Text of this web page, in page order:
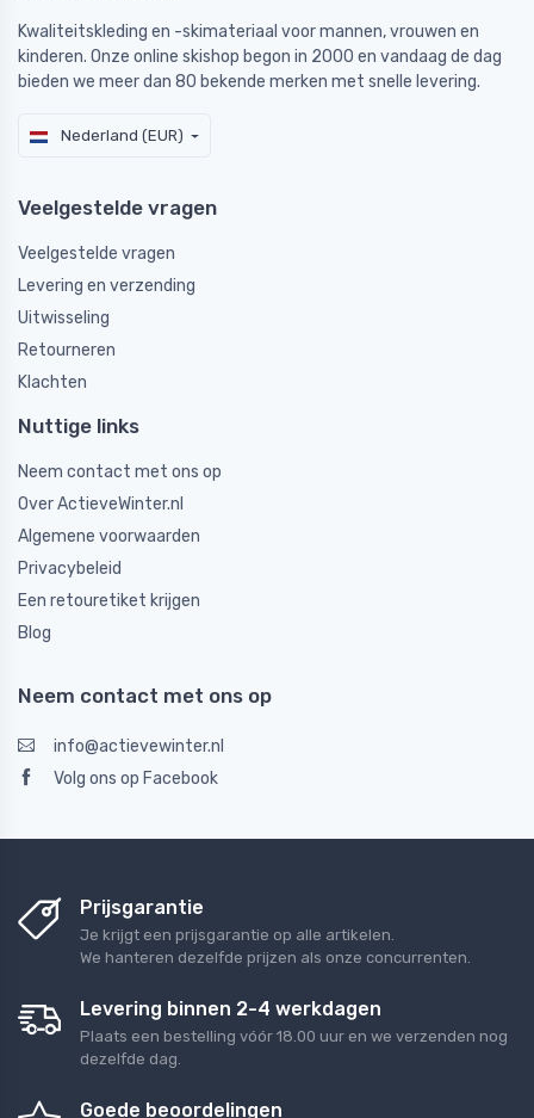
Kwaliteitskleding en -skimateriaal voor mannen, vrouwen en
kinderen. Onze online skishop begon in 2000 en vandaag de dag
bieden we meer dan 80 bekende merken met snelle levering.
Nederland (EUR)
Veelgestelde vragen
Veelgestelde vragen
Levering en verzending
Uitwisseling
Retourneren
Klachten
Nuttige links
Neem contact met ons op
Over ActieveWinter.nl
Algemene voorwaarden
Privacybeleid
Een retouretiket krijgen
Blog
Neem contact met ons op
info@actievewinter.nl
Volg ons op Facebook
Prijsgarantie
Je krijgt een prijsgarantie op alle artikelen.
We hanteren dezelfde prijzen als onze concurrenten.
Levering binnen 2-4 werkdagen
Plaats een bestelling vóór 18.00 uur en we verzenden nog
dezelfde dag.
Goede beoordelingen